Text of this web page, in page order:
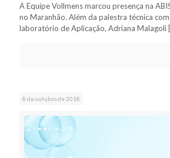
A Equipe Vollmens marcou presença na
no Maranhão. Além da palestra técnica
laboratório de Aplicação, Adriana Malagoli
8 de outubro de 2018